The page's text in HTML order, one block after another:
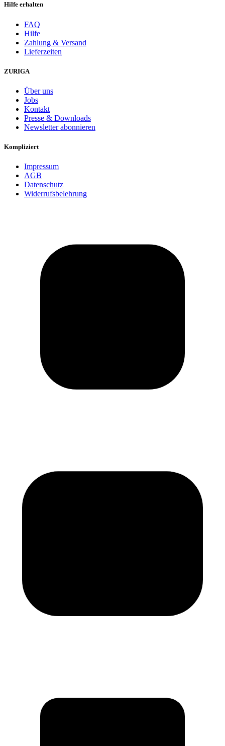
Hilfe erhalten
FAQ
Hilfe
Zahlung & Versand
Lieferzeiten
ZURIGA
Über uns
Jobs
Kontakt
Presse & Downloads
Newsletter abonnieren
Kompliziert
Impressum
AGB
Datenschutz
Widerrufsbelehrung